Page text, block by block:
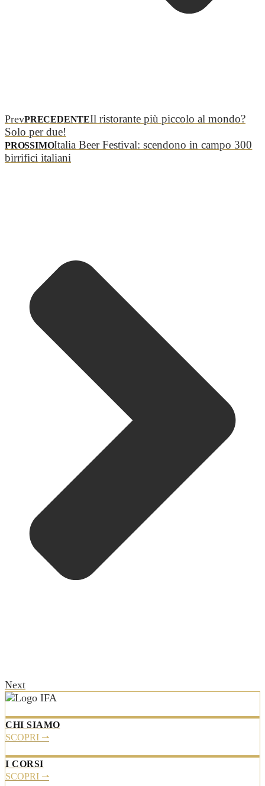
PrevPRECEDENTEIl ristorante più piccolo al mondo?
Solo per due!
PROSSIMOItalia Beer Festival: scendono in campo 300
birrifici italiani
Next
CHI SIAMO
SCOPRI ⇀
I CORSI
SCOPRI ⇀